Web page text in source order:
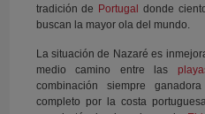
tradición de Portugal donde
buscan la mayor ola del mundo.
La situación de Nazaré es
medio camino entre las
combinación siempre
completo por la costa